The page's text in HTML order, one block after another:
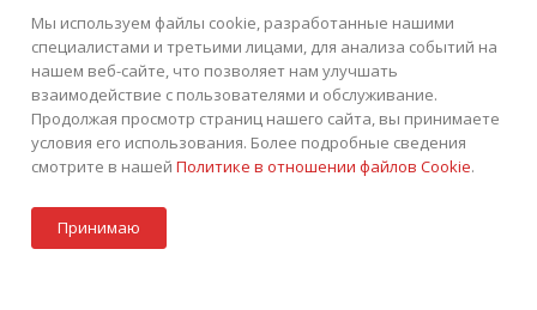
В корзину
КАК КУПИТЬ
БЛОГ КОНТАКТЫ
+7 (495) 252-75-45
Мы используем файлы cookie, разработанные нашими
специалистами и третьими лицами, для анализа событий на
нашем веб-сайте, что позволяет нам улучшать
взаимодействие с пользователями и обслуживание.
Продолжая просмотр страниц нашего сайта, вы принимаете
условия его использования. Более подробные сведения
смотрите в нашей Политике в отношении файлов Cookie.
Принимаю